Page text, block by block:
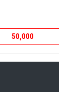
50,000